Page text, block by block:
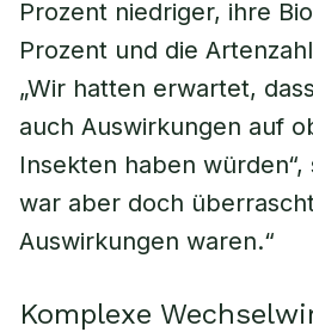
Prozent niedriger, ihre
Prozent und die
„Wir hatten erwartet,
auch Auswirkungen auf
Insekten haben
war aber doch
Auswirkungen waren.“
Komplexe